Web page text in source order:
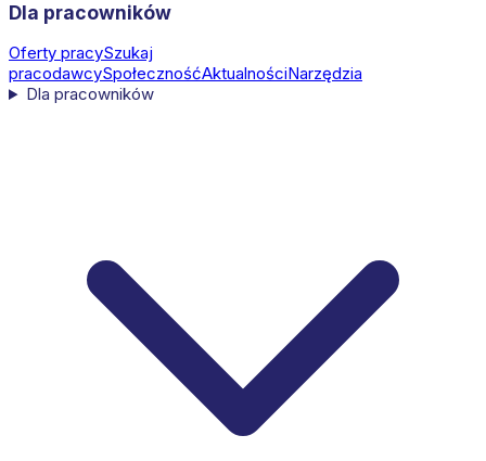
Dla pracowników
Oferty pracySzukaj
pracodawcySpołecznośćAktualnościNarzędzia
Dla pracowników